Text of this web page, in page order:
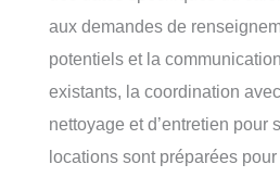
aux demandes de
potentiels et la
existants, la coordination
nettoyage et d’entretien pour
locations sont préparées